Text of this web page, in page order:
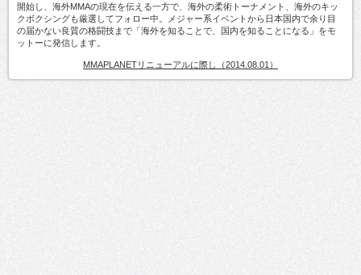
開始し、海外MMAの現在を伝える一方で、海外の柔術トーナメント、海外のキッ
クボクシングも厳選してフォロー中。メジャー系イベントから日本国内で余り目
の届かない良質の格闘技まで「海外を知ることで、国内を知ることになる」をモ
ットーに発信します。
MMAPLANETリニューアルに際し（2014.08.01）